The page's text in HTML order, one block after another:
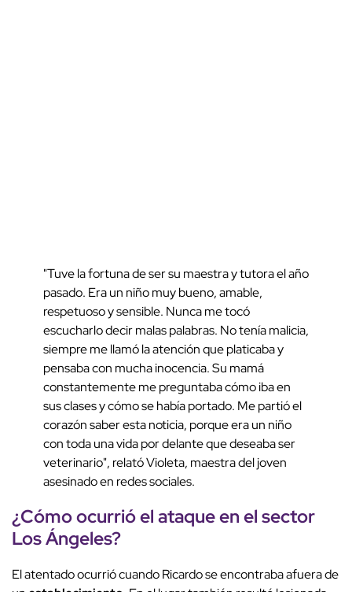
"Tuve la fortuna de ser su maestra y tutora el año
pasado. Era un niño muy bueno, amable,
respetuoso y sensible. Nunca me tocó
escucharlo decir malas palabras. No tenía malicia,
siempre me llamó la atención que platicaba y
pensaba con mucha inocencia. Su mamá
constantemente me preguntaba cómo iba en
sus clases y cómo se había portado. Me partió el
corazón saber esta noticia, porque era un niño
con toda una vida por delante que deseaba ser
veterinario", relató Violeta, maestra del joven
asesinado en redes sociales.
¿Cómo ocurrió elataqueen el sector
Los Ángeles?
El atentado ocurrió cuando Ricardo se encontraba afuera de